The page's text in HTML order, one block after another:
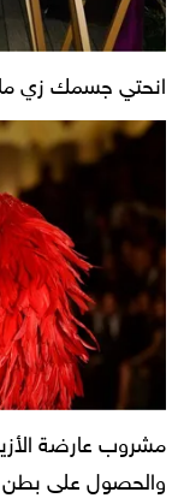
انحتي جسمك زي
مشروب عارضة
والحصول على